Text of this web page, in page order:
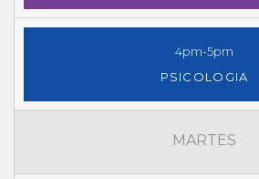
4pm-5pm
PSICOLOGIA
MARTES